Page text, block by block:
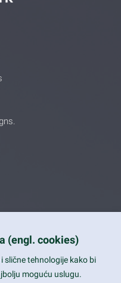
(engl. cookies)
slične tehnologije kako bi
moguću uslugu.